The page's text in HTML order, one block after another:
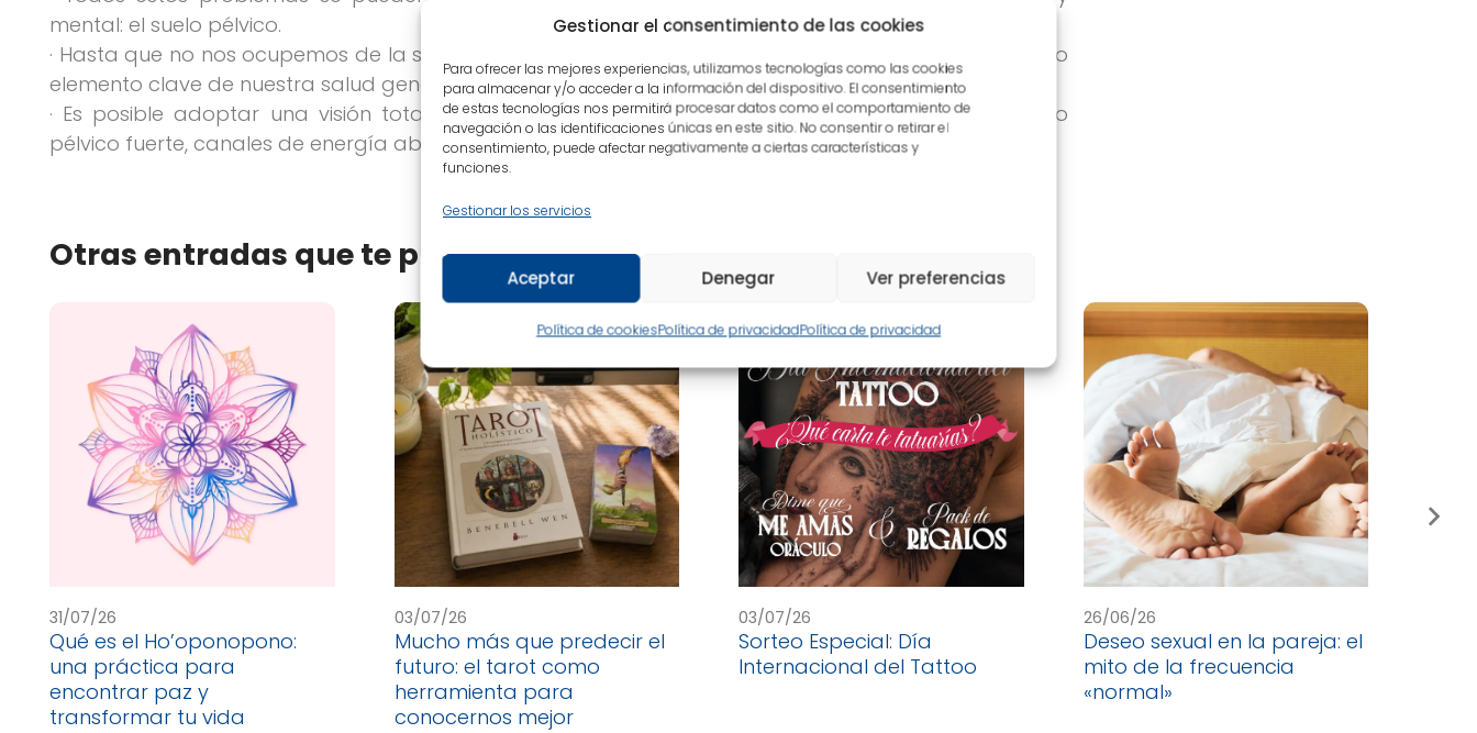
Gestionar el consentimiento de las cookies
Para ofrecer las mejores experiencias, utilizamos tecnologías como las cookies
para almacenar y/o acceder a la información del dispositivo. El consentimiento
de estas tecnologías nos permitirá procesar datos como el comportamiento de
navegación o las identificaciones únicas en este sitio. No consentir o retirar el
consentimiento, puede afectar negativamente a ciertas características y
funciones.
Gestionar los servicios
Aceptar Denegar Ver preferencias
Política de cookiesPolítica de privacidadPolítica de privacidad
mental: el suelo pélvico.
· Hasta que no nos ocupemos de la salud de nuestro suelo pélvico, nos seguirá faltando un poderoso
elemento clave de nuestra salud general física, emocional y espiritual.
· Es posible adoptar una visión totalmente nueva para crear bienestar, que se basa en un suelo
pélvico fuerte, canales de energía abiertos y una mente clara.
Otras entradas que te pueden interesar
31/07/26
Qué es el Ho’oponopono:
una práctica para
encontrar paz y
transformar tu vida
03/07/26
Mucho más que predecir el
futuro: el tarot como
herramienta para
conocernos mejor
03/07/26
Sorteo Especial: Día
Internacional del Tattoo
26/06/26
Deseo sexual en la pareja: el
mito de la frecuencia
«normal»